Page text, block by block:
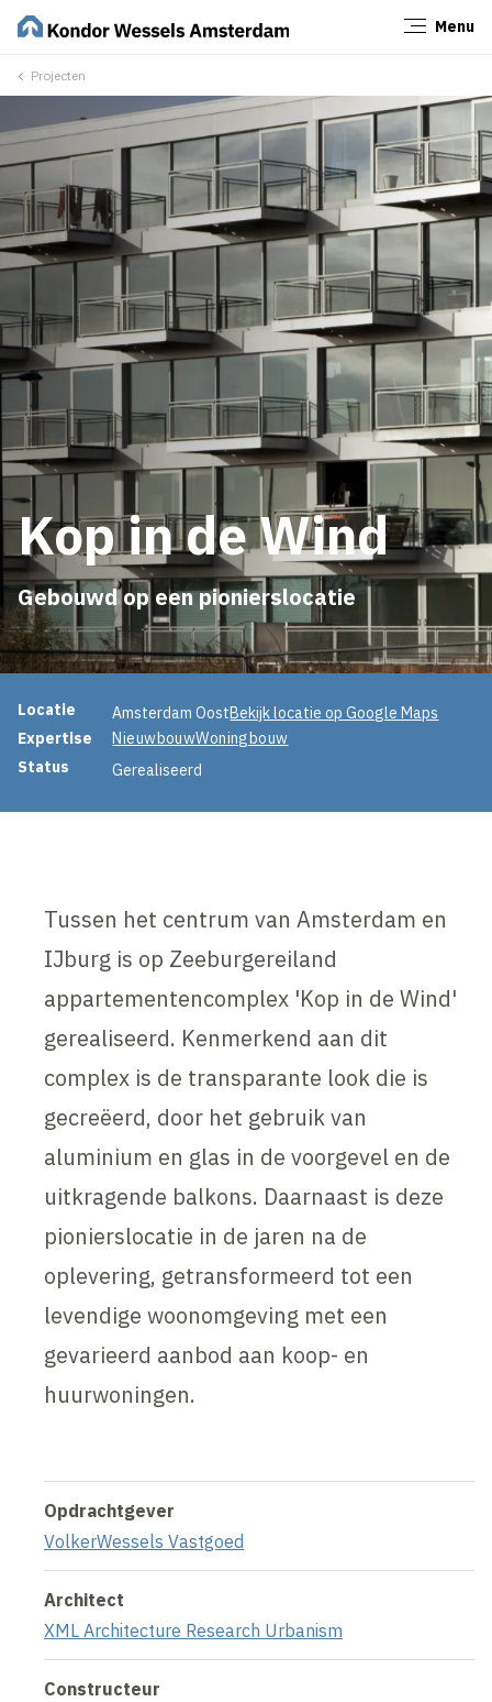
Menu
Projecten
Kop in de Wind
Gebouwd op een pionierslocatie
Projectinformatie
Locatie Amsterdam OostBekijk locatie op Google Maps
Expertise
NieuwbouwWoningbouw
Status
Gerealiseerd
Tussen het centrum van Amsterdam en
IJburg is op Zeeburgereiland
appartementencomplex 'Kop in de Wind'
gerealiseerd. Kenmerkend aan dit
complex is de transparante look die is
gecreëerd, door het gebruik van
aluminium en glas in de voorgevel en de
uitkragende balkons. Daarnaast is deze
pionierslocatie in de jaren na de
oplevering, getransformeerd tot een
levendige woonomgeving met een
gevarieerd aanbod aan koop- en
huurwoningen.
Opdrachtgever
VolkerWessels Vastgoed
Architect
XML Architecture Research Urbanism
Constructeur
Sluiten